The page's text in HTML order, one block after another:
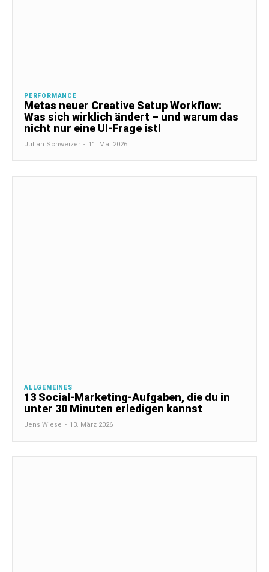
PERFORMANCE
Metas neuer Creative Setup Workflow:
Was sich wirklich ändert – und warum das
nicht nur eine UI-Frage ist!
Julian Schweizer - 11. Mai 2026
ALLGEMEINES
13 Social-Marketing-Aufgaben, die du in
unter 30 Minuten erledigen kannst
Jens Wiese - 13. März 2026